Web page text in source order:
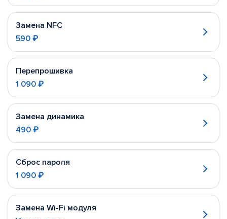
Замена NFC
590 ₽
Перепрошивка
1 090 ₽
Замена динамика
490 ₽
Сброс пароля
1 090 ₽
Замена Wi-Fi модуля